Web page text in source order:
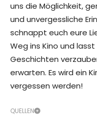
uns die Möglichkeit,
und unvergessliche
schnappt euch eure
Weg ins Kino und
Geschichten
erwarten. Es wird ein
vergessen werden!
QUELLEN